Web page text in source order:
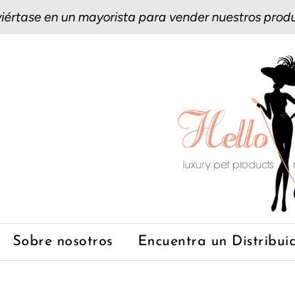
en un mayorista para vender nuestros
Sobre nosotros Encuentra un